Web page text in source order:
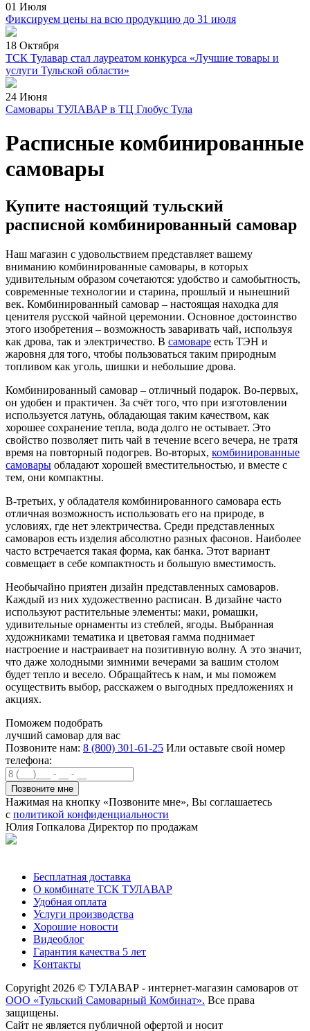
01 Июля
Фиксируем цены на всю продукцию до 31 июля
18 Октября
ТСК Тулавар стал лауреатом конкурса «Лучшие товары и
услуги Тульской области»
24 Июня
Самовары ТУЛАВАР в ТЦ Глобус Тула
Расписные комбинированные
самовары
Купите настоящий тульский
расписной комбинированный самовар
Наш магазин с удовольствием представляет вашему
вниманию комбинированные самовары, в которых
удивительным образом сочетаются: удобство и самобытность,
современные технологии и старина, прошлый и нынешний
век. Комбинированный самовар – настоящая находка для
ценителя русской чайной церемонии. Основное достоинство
этого изобретения – возможность заваривать чай, используя
как дрова, так и электричество. В самоваре есть ТЭН и
жаровня для того, чтобы пользоваться таким природным
топливом как уголь, шишки и небольшие дрова.
Комбинированный самовар – отличный подарок. Во-первых,
он удобен и практичен. За счёт того, что при изготовлении
используется латунь, обладающая таким качеством, как
хорошее сохранение тепла, вода долго не остывает. Это
свойство позволяет пить чай в течение всего вечера, не тратя
время на повторный подогрев. Во-вторых, комбинированные
самовары обладают хорошей вместительностью, и вместе с
тем, они компактны.
В-третьих, у обладателя комбинированного самовара есть
отличная возможность использовать его на природе, в
условиях, где нет электричества. Среди представленных
самоваров есть изделия абсолютно разных фасонов. Наиболее
часто встречается такая форма, как банка. Этот вариант
совмещает в себе компактность и большую вместимость.
Необычайно приятен дизайн представленных самоваров.
Каждый из них художественно расписан. В дизайне часто
используют растительные элементы: маки, ромашки,
удивительные орнаменты из стеблей, ягоды. Выбранная
художниками тематика и цветовая гамма поднимает
настроение и настраивает на позитивную волну. А это значит,
что даже холодными зимними вечерами за вашим столом
будет тепло и весело. Обращайтесь к нам, и мы поможем
осуществить выбор, расскажем о выгодных предложениях и
акциях.
Поможем подобрать
лучший самовар для вас
Позвоните нам: 8 (800) 301-61-25 Или оставьте свой номер
телефона:
Нажимая на кнопку «Позвоните мне», Вы соглашаетесь
с политикой конфиденциальности
Юлия Гопкалова Директор по продажам
Бесплатная доставка
О комбинате ТСК ТУЛАВАР
Удобная оплата
Услуги производства
Хорошие новости
Видеоблог
Гарантия качества 5 лет
Kонтакты
Copyright 2026 © ТУЛАВАР - интернет-магазин самоваров от
ООО «Тульский Самоварный Комбинат». Все права
защищены.
Сайт не является публичной офертой и носит